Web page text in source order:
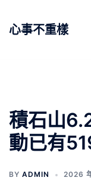
心事不重樣
積石山
動已有
BY ADMIN 2026